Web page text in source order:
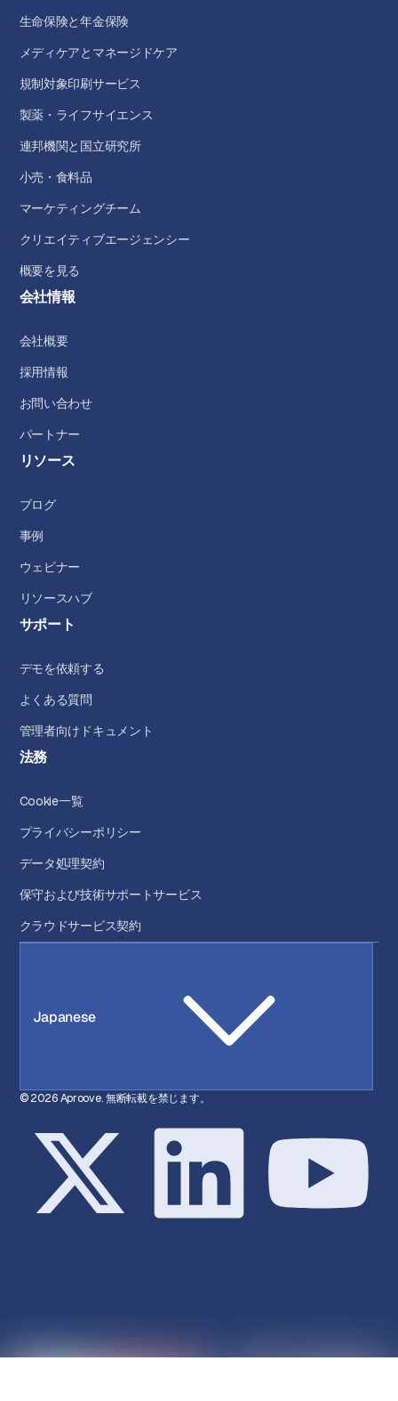
生命保険と年金保険
メディケアとマネージドケア
規制対象印刷サービス
製薬・ライフサイエンス
連邦機関と国立研究所
小売・食料品
マーケティングチーム
クリエイティブエージェンシー
概要を見る
会社情報
会社概要
採用情報
お問い合わせ
パートナー
リソース
ブログ
事例
ウェビナー
リソースハブ
サポート
デモを依頼する
よくある質問
管理者向けドキュメント
法務
Cookie一覧
プライバシーポリシー
データ処理契約
保守および技術サポートサービス
クラウドサービス契約
Japanese
© 2026 Aproove. 無断転載を禁じます。